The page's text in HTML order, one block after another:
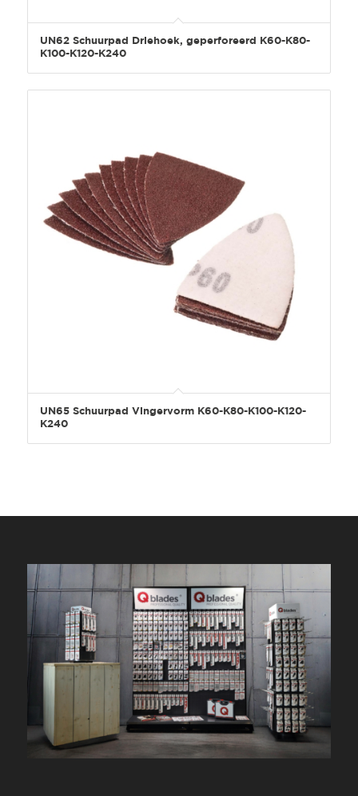
UN62 Schuurpad Driehoek, geperforeerd K60-K80-
K100-K120-K240
UN65 Schuurpad Vingervorm K60-K80-K100-K120-
K240